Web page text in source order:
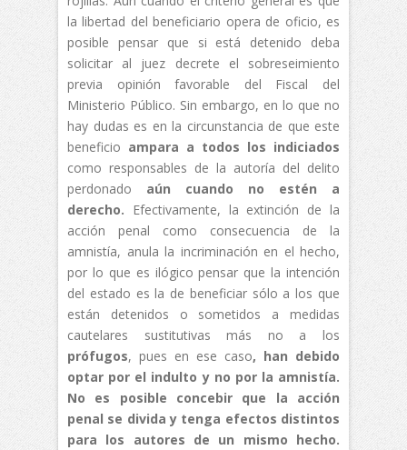
la libertad del beneficiario opera de oficio, es
posible pensar que si está detenido deba
solicitar al juez decrete el sobreseimiento
previa opinión favorable del Fiscal del
Ministerio Público. Sin embargo, en lo que no
hay dudas es en la circunstancia de que este
beneficio ampara a todos los indiciados
como responsables de la autoría del delito
perdonado aún cuando no estén a
derecho. Efectivamente, la extinción de la
acción penal como consecuencia de la
amnistía, anula la incriminación en el hecho,
por lo que es ilógico pensar que la intención
del estado es la de beneficiar sólo a los que
están detenidos o sometidos a medidas
cautelares sustitutivas más no a los
prófugos, pues en ese caso, han debido
optar por el indulto y no por la amnistía.
No es posible concebir que la acción
penal se divida y tenga efectos distintos
para los autores de un mismo hecho.